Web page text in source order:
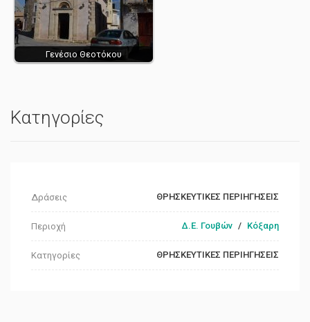
Γενέσιο Θεοτόκου
Κατηγορίες
Δράσεις ΘΡΗΣΚΕΥΤΙΚΕΣ ΠΕΡΙΗΓΗΣΕΙΣ
Περιοχή Δ.Ε. Γουβών / Κόξαρη
Κατηγορίες ΘΡΗΣΚΕΥΤΙΚΕΣ ΠΕΡΙΗΓΗΣΕΙΣ